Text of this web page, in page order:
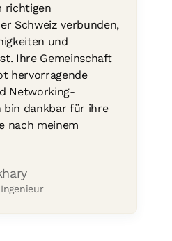
richtigen
Schweiz verbunden,
und
Ihre Gemeinschaft
hervorragende
Networking-
bin dankbar für ihre
nach meinem